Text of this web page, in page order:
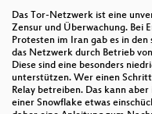
Deutschland in der
Opening
Das Tor-Netzwerk ist eine
Zensur und Überwachung. Bei
Protesten im Iran gab es in
das Netzwerk durch Betrieb
Diese sind eine besonders
unterstützen. Wer einen
Relay betreiben. Das kann
einer Snowflake etwas